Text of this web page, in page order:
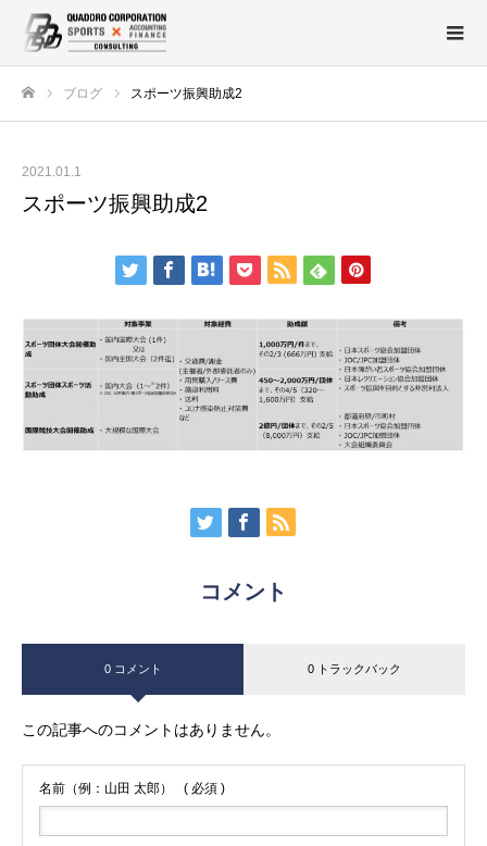
ブログ スポーツ振興助成2
2021.01.1
スポーツ振興助成2
コメント
0 コメント 0 トラックバック
この記事へのコメントはありません。
名前（例：山田 太郎） ( 必須 )